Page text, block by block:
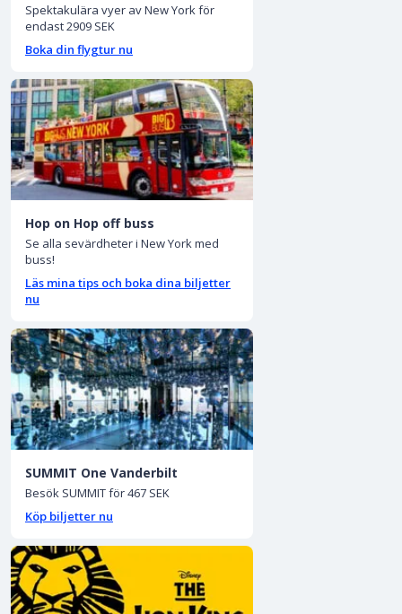
Spektakulära vyer av New York för
endast 2909 SEK
Boka din flygtur nu
Hop on Hop off buss
Se alla sevärdheter i New York med
buss!
Läs mina tips och boka dina biljetter
nu
SUMMIT One Vanderbilt
Besök SUMMIT för 467 SEK
Köp biljetter nu